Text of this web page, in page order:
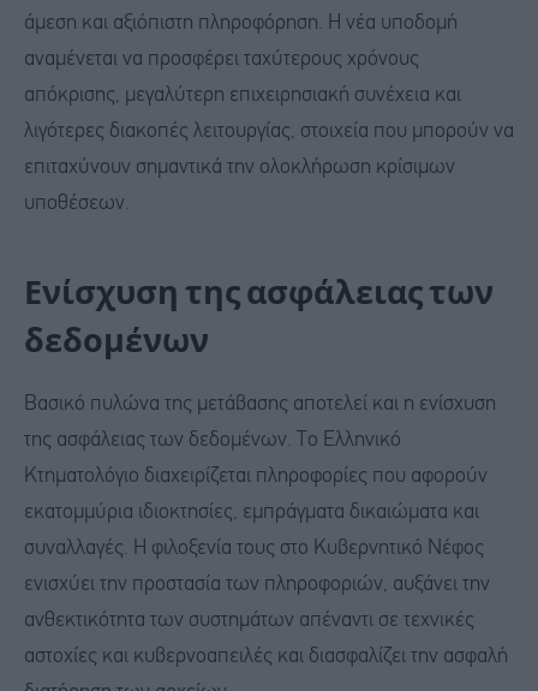
άμεση και αξιόπιστη πληροφόρηση. Η νέα υποδομή
αναμένεται να προσφέρει ταχύτερους χρόνους
απόκρισης, μεγαλύτερη επιχειρησιακή συνέχεια και
λιγότερες διακοπές λειτουργίας, στοιχεία που μπορούν να
επιταχύνουν σημαντικά την ολοκλήρωση κρίσιμων
υποθέσεων.
Ενίσχυση της ασφάλειας των
δεδομένων
Βασικό πυλώνα της μετάβασης αποτελεί και η ενίσχυση
της ασφάλειας των δεδομένων. Το Ελληνικό
Κτηματολόγιο διαχειρίζεται πληροφορίες που αφορούν
εκατομμύρια ιδιοκτησίες, εμπράγματα δικαιώματα και
συναλλαγές. Η φιλοξενία τους στο Κυβερνητικό Νέφος
ενισχύει την προστασία των πληροφοριών, αυξάνει την
ανθεκτικότητα των συστημάτων απέναντι σε τεχνικές
αστοχίες και κυβερνοαπειλές και διασφαλίζει την ασφαλή